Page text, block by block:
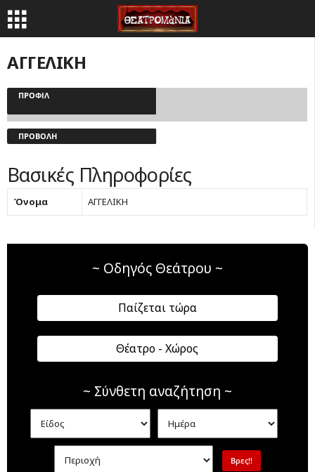
ΑΓΓΕΛΙΚΗ
ΠΡΟΦΊΛ
ΠΡΟΒΟΛΉ
Βασικές Πληροφορίες
Όνομα ΑΓΓΕΛΙΚΗ
~ Οδηγός Θεάτρου ~
Παίζεται τώρα
Θέατρο - Χώρος
~ Σύνθετη αναζήτηση ~